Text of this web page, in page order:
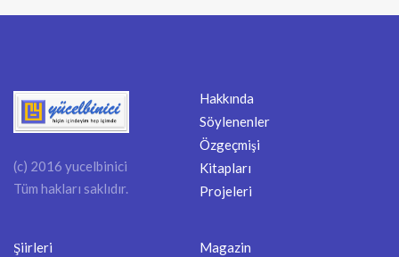
(c) 2016 yucelbinici
Tüm hakları saklıdır.
Hakkında
Söylenenler
Özgeçmişi
Kitapları
Projeleri
Şiirleri
Magazin